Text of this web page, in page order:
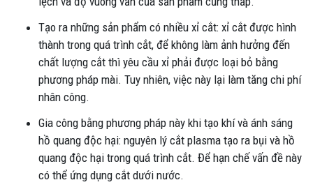
Tạo ra những sản phẩm có nhiều xỉ cắt: xỉ cắt được hình
thành trong quá trình cắt, để không làm ảnh hưởng đến
chất lượng cắt thì yêu cầu xỉ phải được loại bỏ bằng
phương pháp mài. Tuy nhiên, việc này lại làm tăng chi phí
nhân công.
Gia công bằng phương pháp này khi tạo khí và ánh sáng
hồ quang độc hại: nguyên lý cắt plasma tạo ra bụi và hồ
quang độc hại trong quá trình cắt. Để hạn chế vấn đề này
có thể ứng dụng cắt dưới nước.